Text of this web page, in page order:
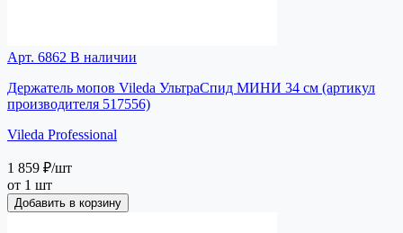
Арт. 6862 В наличии
Держатель мопов Vileda УльтраСпид МИНИ 34 см (артикул
производителя 517556)
Vileda Professional
1 859 ₽/шт
от 1 шт
Добавить в корзину